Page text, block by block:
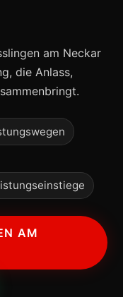
am Neckar
die Anlass,
AM